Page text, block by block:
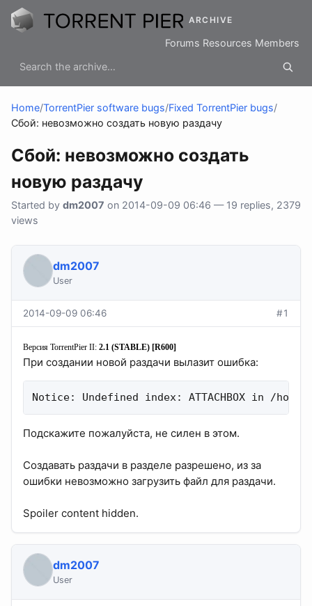
ARCHIVE
Forums Resources Members
Home/TorrentPier software bugs/Fixed TorrentPier bugs/
Сбой: невозможно создать новую раздачу
Сбой: невозможно создать
новую раздачу
Started by dm2007 on 2014-09-09 06:46 — 19 replies, 2379
views
dm2007
User
2014-09-09 06:46 #1
Версия TorrentPier II: 2.1 (STABLE) [R600]
При создании новой раздачи вылазит ошибка:
Notice: Undefined index: ATTACHBOX in /
Подскажите пожалуйста, не силен в этом.
Создавать раздачи в разделе разрешено, из за
ошибки невозможно загрузить файл для раздачи.
Spoiler content hidden.
dm2007
User